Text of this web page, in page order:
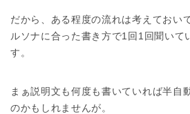
だから、ある程度の流れは考えておい
ルソナに合った書き方で1回1回聞いて
す。
まぁ説明文も何度も書いていれば半自
のかもしれませんが。